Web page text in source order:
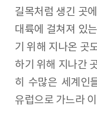
길목처럼 생긴 곳
대륙에 걸쳐져 있
기 위해 지나온 곳
하기 위해 지나간
히 수많은 세계인
유럽으로 가느라